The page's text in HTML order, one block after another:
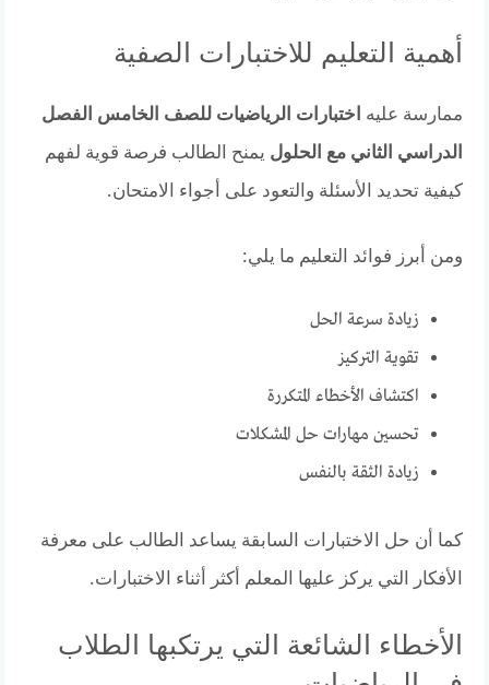
أهمية التعليم للاختبارات الصفية
ممارسة عليه اختبارات الرياضيات للصف الخامس الفصل
الدراسي الثاني مع الحلول يمنح الطالب فرصة قوية لفهم
كيفية تحديد الأسئلة والتعود على أجواء الامتحان.
ومن أبرز فوائد التعليم ما يلي:
زيادة سرعة الحل
تقوية التركيز
اكتشاف الأخطاء المتكررة
تحسين مهارات حل المشكلات
زيادة الثقة بالنفس
كما أن حل الاختبارات السابقة يساعد الطالب على معرفة
الأفكار التي يركز عليها المعلم أكثر أثناء الاختبارات.
الأخطاء الشائعة التي يرتكبها الطلاب